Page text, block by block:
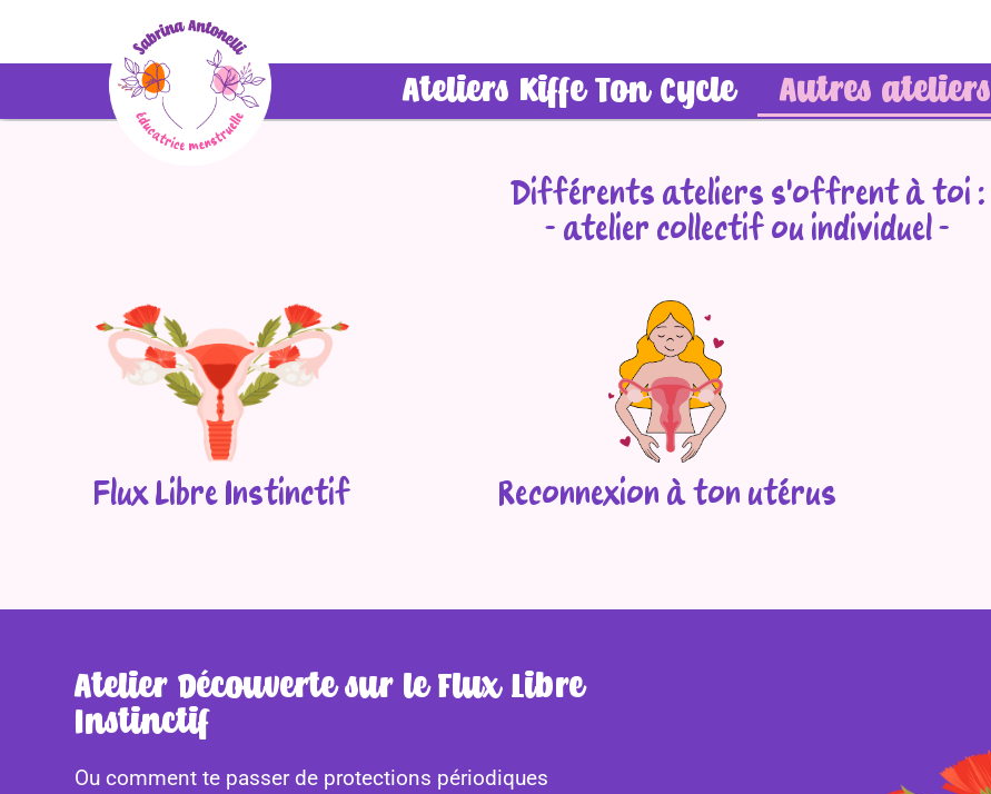
Ateliers Kiffe Ton Cycle Autres ateliers
Différents ateliers s'offrent à toi :
- atelier collectif ou individuel -
Flux Libre Instinctif Reconnexion à ton utérus
Atelier Découverte sur le Flux Libre
Instinctif
Ou comment te passer de protections périodiques